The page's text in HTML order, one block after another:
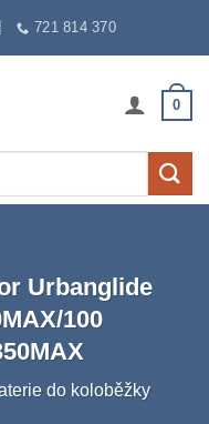
721 814 370
0
Urbanglide
100
do koloběžky